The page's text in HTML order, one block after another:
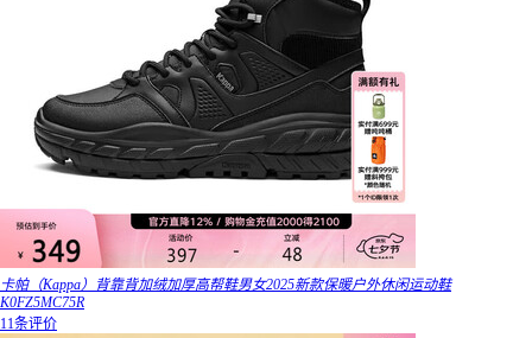
卡帕（Kappa）背靠背加绒加厚高帮鞋男女2025新款保暖户外休闲运动鞋
K0FZ5MC75R
11条评价